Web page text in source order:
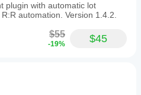
plugin with automatic lot
automation. Version 1.4.2.
$55
-19% $45